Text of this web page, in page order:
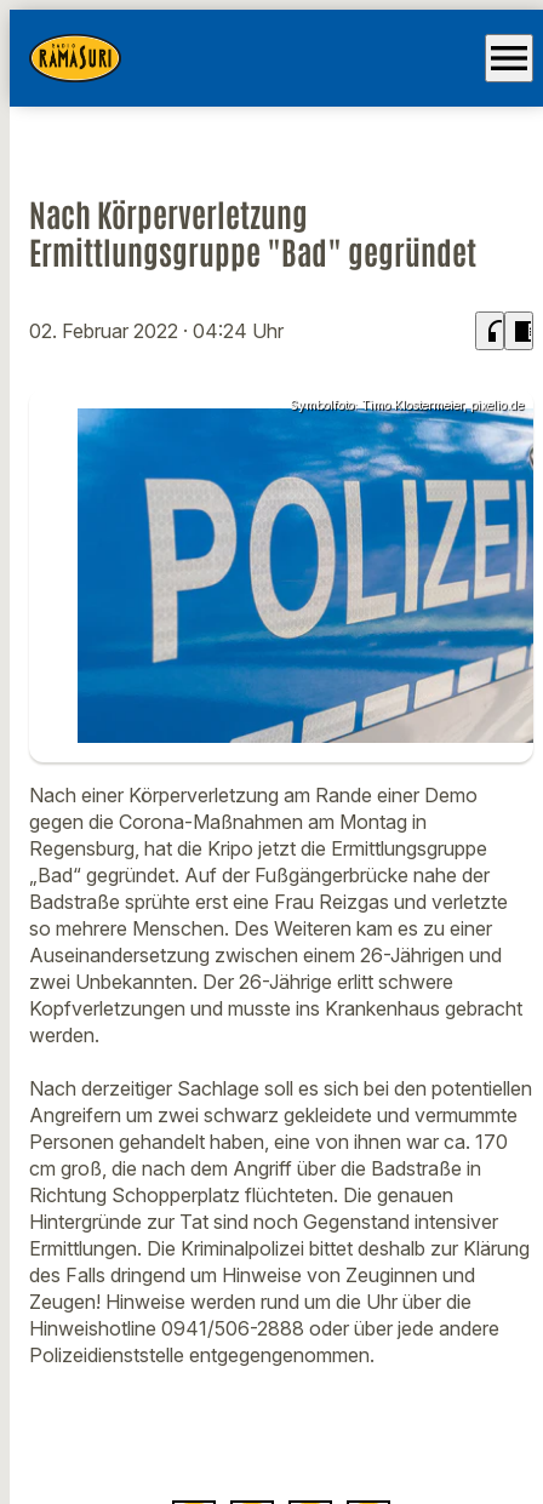
menu
Nach Körperverletzung
Ermittlungsgruppe "Bad" gegründet
02. Februar 2022 · 04:24 Uhr headphones chrome_reader_mode
Symbolfoto: Timo Klostermeier, pixelio.de
Nach einer Körperverletzung am Rande einer Demo
gegen die Corona-Maßnahmen am Montag in
Regensburg, hat die Kripo jetzt die Ermittlungsgruppe
„Bad“ gegründet. Auf der Fußgängerbrücke nahe der
Badstraße sprühte erst eine Frau Reizgas und verletzte
so mehrere Menschen. Des Weiteren kam es zu einer
Auseinandersetzung zwischen einem 26-Jährigen und
zwei Unbekannten. Der 26-Jährige erlitt schwere
Kopfverletzungen und musste ins Krankenhaus gebracht
werden.
Nach derzeitiger Sachlage soll es sich bei den potentiellen
Angreifern um zwei schwarz gekleidete und vermummte
Personen gehandelt haben, eine von ihnen war ca. 170
cm groß, die nach dem Angriff über die Badstraße in
Richtung Schopperplatz flüchteten. Die genauen
Hintergründe zur Tat sind noch Gegenstand intensiver
Ermittlungen. Die Kriminalpolizei bittet deshalb zur Klärung
des Falls dringend um Hinweise von Zeuginnen und
Zeugen! Hinweise werden rund um die Uhr über die
Hinweishotline 0941/506-2888 oder über jede andere
Polizeidienststelle entgegengenommen.